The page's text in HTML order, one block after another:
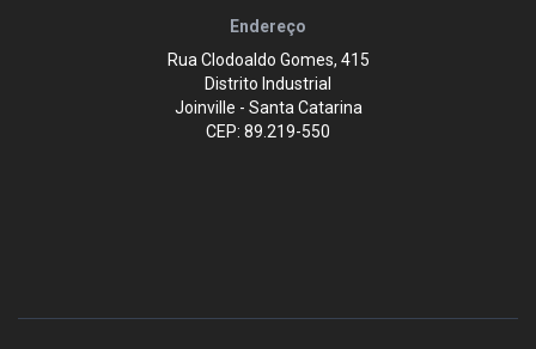
Endereço
Rua Clodoaldo Gomes, 415
Distrito Industrial
Joinville - Santa Catarina
CEP: 89.219-550